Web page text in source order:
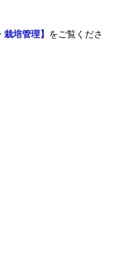
培管理】 をご覧くださ